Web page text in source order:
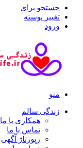
جستجو برای
تغییر پوسته
ورود
منو
زندگی سالم
همکاری با ما
تماس با ما
رپورتاژ آگهی